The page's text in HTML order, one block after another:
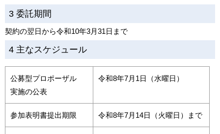
3 委託期間
契約の翌日から令和10年3月31日まで
4 主なスケジュール
公募型プロポーザル
実施の公表
令和8年7月1日（水曜日）
参加表明書提出期限 令和8年7月14日（火曜日）まで